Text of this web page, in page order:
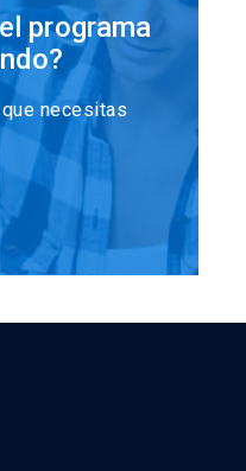
programa
necesitas